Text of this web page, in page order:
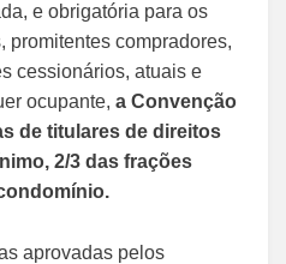
e obrigatória para os
promitentes compradores,
cessionários, atuais e
ocupante, a Convenção
de titulares de direitos
2/3 das frações
aprovadas pelos